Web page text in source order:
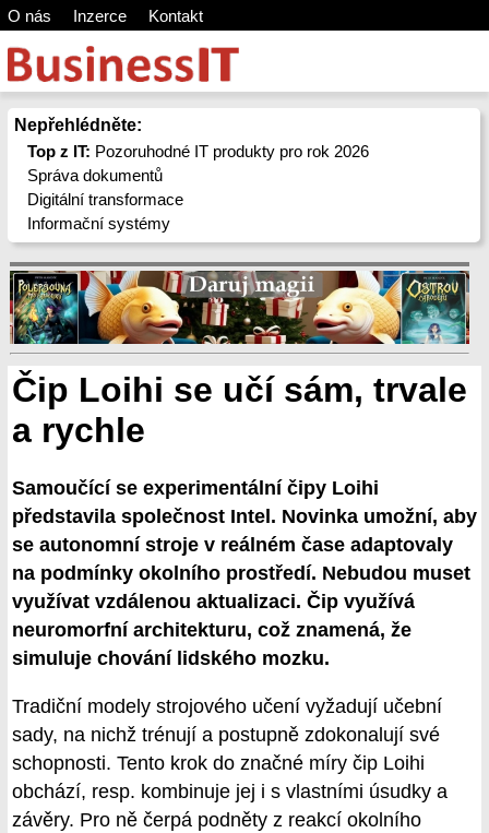
O nás Inzerce Kontakt
Nepřehlédněte:
Top z IT: Pozoruhodné IT produkty pro rok 2026
Správa dokumentů
Digitální transformace
Informační systémy
Čip Loihi se učí sám, trvale
a rychle
Samoučící se experimentální čipy Loihi
představila společnost Intel. Novinka umožní, aby
se autonomní stroje v reálném čase adaptovaly
na podmínky okolního prostředí. Nebudou muset
využívat vzdálenou aktualizaci. Čip využívá
neuromorfní architekturu, což znamená, že
simuluje chování lidského mozku.
Tradiční modely strojového učení vyžadují učební
sady, na nichž trénují a postupně zdokonalují své
schopnosti. Tento krok do značné míry čip Loihi
obchází, resp. kombinuje jej i s vlastními úsudky a
závěry. Pro ně čerpá podněty z reakcí okolního